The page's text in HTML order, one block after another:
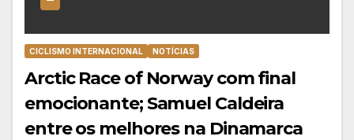
CICLISMO INTERNACIONAL NOTÍCIAS
Arctic Race of Norway com final
emocionante; Samuel Caldeira
entre os melhores na Dinamarca